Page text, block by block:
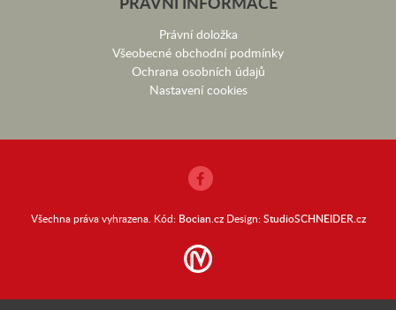
Právní doložka
Všeobecné obchodní podmínky
Ochrana osobních údajů
Nastavení cookies
Všechna práva vyhrazena. Kód: Bocian.czDesign:StudioSCHNEIDER.cz